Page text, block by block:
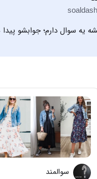
یه سوال دارم؛ جوابشو
سوالمند